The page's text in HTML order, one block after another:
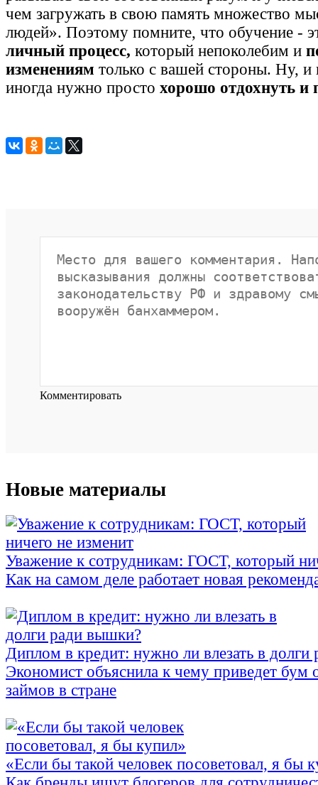
чем загружать в свою память множество
людей». Поэтому помните, что обучение -
личный процесс, который непоколебим и
изменениям только с вашей стороны. Ну, и
иногда нужно просто хорошо отдохнуть и
Комментировать
Новые материалы
Уважение к сотрудникам: ГОСТ, который
Как на самом деле работает новая
Диплом в кредит: нужно ли влезать в
Экономист объяснила к чему приведет бум
займов в стране
«Если бы такой человек посоветовал, я бы